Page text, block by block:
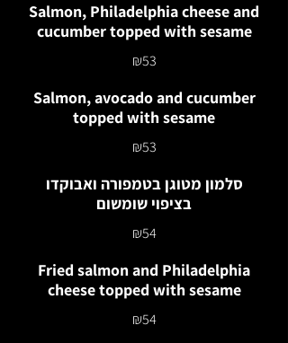
Salmon, Philadelphia cheese and
cucumber topped with sesame
₪53
Salmon, avocado and cucumber
topped with sesame
₪53
סלמון מטוגן בטמפורה ואבוקדו
בציפוי שומשום
₪54
Fried salmon and Philadelphia
cheese topped with sesame
₪54